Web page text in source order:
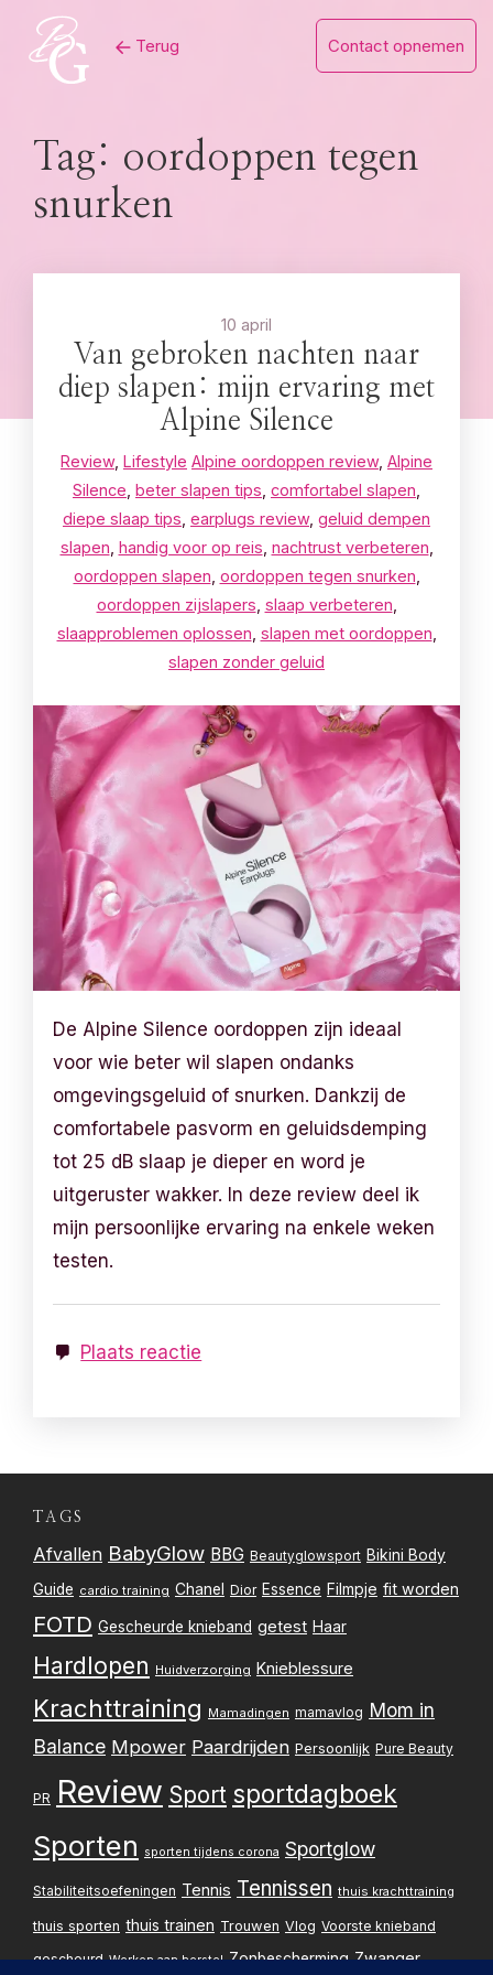
content
Terug Contact opnemen
Tag: oordoppen tegen
snurken
10 april
Van gebroken nachten naar
diep slapen: mijn ervaring met
Alpine Silence
Review, Lifestyle Alpine oordoppen review, Alpine
Silence beter slapen tips comfortabel slapen
diepe slaap tips earplugs review, geluid dempen
slapen handig voor op reis nachtrust verbeteren
oordoppen slapen oordoppen tegen snurken
oordoppen zijslapers slaap verbeteren
slaapproblemen oplossen slapen met oordoppen
slapen zonder geluid
De Alpine Silence oordoppen zijn ideaal
voor wie beter wil slapen ondanks
omgevingsgeluid of snurken. Dankzij de
comfortabele pasvorm en geluidsdemping
tot 25 dB slaap je dieper en word je
uitgeruster wakker. In deze review deel ik
mijn persoonlijke ervaring na enkele weken
testen.
Plaats reactie
TAGS
Afvallen BabyGlow BBG Beautyglowsport Bikini Body
Guide cardio training Chanel Dior Essence Filmpje fit worden
FOTD Gescheurde knieband getest Haar
Hardlopen Huidverzorging Knieblessure
Krachttraining Mamadingen mamavlog Mom in
Balance Mpower Paardrijden Persoonlijk Pure Beauty
PR Review Sport sportdagboek
Sporten sporten tijdens corona Sportglow
Stabiliteitsoefeningen Tennis Tennissen thuis krachttraining
thuis sporten thuis trainen Trouwen Vlog Voorste knieband
gescheurd Werken aan herstel Zonbescherming Zwanger